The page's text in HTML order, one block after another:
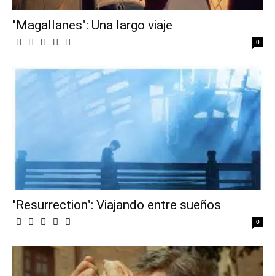
"Magallanes": Una largo viaje
0
"Resurrection": Viajando entre sueños
0